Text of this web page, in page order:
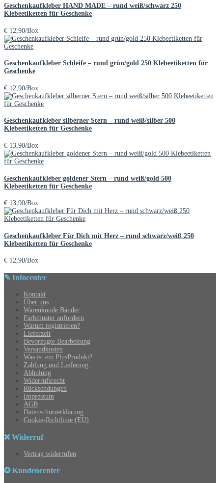
Geschenkaufkleber HAND MADE – rund weiß/schwarz 250
Klebeetiketten für Geschenke
€ 12,90/Box
Geschenkaufkleber Schleife – rund grün/gold 250 Klebeetiketten für
Geschenke
€ 12,90/Box
Geschenkaufkleber silberner Stern – rund weiß/silber 500
Klebeetiketten für Geschenke
€ 13,90/Box
Geschenkaufkleber goldener Stern – rund weiß/gold 500
Klebeetiketten für Geschenke
€ 13,90/Box
Geschenkaufkleber Für Dich mit Herz – rund schwarz/weiß 250
Klebeetiketten für Geschenke
€ 12,90/Box
✎ Infocenter
Kontakt
Über uns
Warenkunde Bänder
Farbmuster anfordern
Warum registrieren?
Lieferzeit
Bevorzugte Bearbeitung
Versandkosten
Was ist ein PlusProdukt?
Zahlung und Lieferung
Abholung
Widerrufsrecht
Rücksendungen
Impressum
AGB
Datenschutzerklärung
Cookie-Richtlinie (EU)
❌ Widerruf
Vertrag widerrufen
✪ Kundencenter